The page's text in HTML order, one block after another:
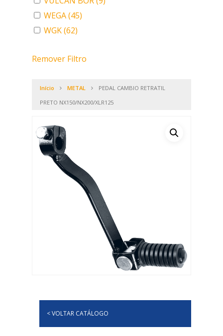
WEGA(45)
WGK(62)
Remover Filtro
Início METAL
PEDAL CAMBIO RETRATIL
PRETO NX150/NX200/XLR125
< VOLTAR CATÁLOGO